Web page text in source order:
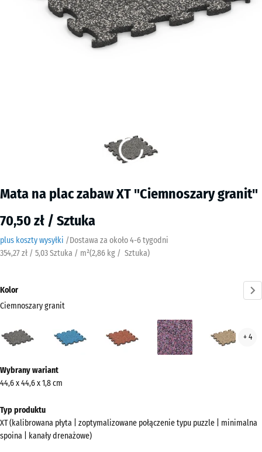
Mata na plac zabaw XT "Ciemnoszary granit"
70,50 zł / Sztuka
plus koszty wysyłki /Dostawa za około4-6 tygodni
354,27 zł / 5,03 Sztuka / m²(2,86 kg / Sztuka)
Kolor
Ciemnoszary granit
granit
Lawenda
+ 4
informacji
o
kolorach?
Pokaż
paletę
Wybrany wariant
44,6 x 44,6 x 1,8 cm
Typ produktu
XT (kalibrowana płyta | zoptymalizowane połączenie typu puzzle | minimalna
spoina | kanały drenażowe)